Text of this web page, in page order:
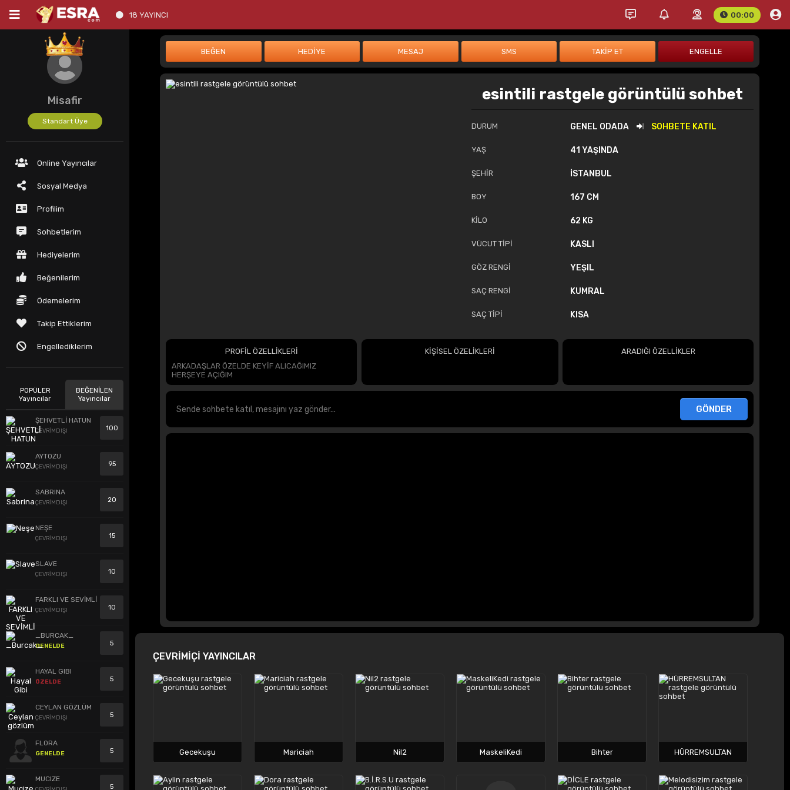
18 YAYINCI 00:00
Misafir
Standart Üye
Online Yayıncılar
Sosyal Medya
Profilim
Sohbetlerim
Hediyelerim
Beğenilerim
Ödemelerim
Takip Ettiklerim
Engellediklerim
POPÜLER
Yayıncılar
BEĞENİLEN
Yayıncılar
ŞEHVETLİ HATUN
ÇEVRİMDIŞI 100
AYTOZU
ÇEVRİMDIŞI 95
SABRINA
ÇEVRİMDIŞI 20
NEŞE
ÇEVRİMDIŞI 15
SLAVE
ÇEVRİMDIŞI 10
FARKLI VE SEVİMLİ
ÇEVRİMDIŞI 10
_BURCAK_
GENELDE 5
HAYAL GIBI
ÖZELDE 5
CEYLAN GÖZLÜM
ÇEVRİMDIŞI 5
FLORA
GENELDE 5
MUCIZE
5
esintili rastgele görüntülü sohbet
DURUM GENEL ODADA SOHBETE KATIL
YAŞ 41 YAŞINDA
ŞEHİR İSTANBUL
BOY 167 CM
KİLO 62 KG
VÜCUT TİPİ KASLI
GÖZ RENGİ YEŞIL
SAÇ RENGİ KUMRAL
SAÇ TİPİ KISA
PROFİL ÖZELLİKLERİ
ARKADAŞLAR ÖZELDE KEYİF ALICAĞIMIZ
HERŞEYE AÇIĞIM
KİŞİSEL ÖZELİKLERİ ARADIĞI ÖZELLİKLER
ÇEVRİMİÇİ YAYINCILAR
Gecekuşu Mariciah Nil2 MaskeliKedi Bihter HÜRREMSULTAN